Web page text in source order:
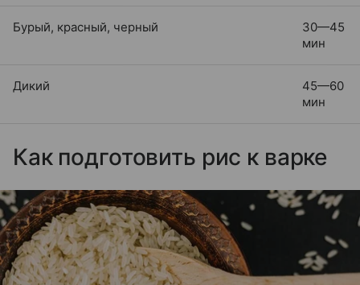
Бурый, красный, черный
30—45
мин
Дикий
45—60
мин
Как подготовить рис к варке